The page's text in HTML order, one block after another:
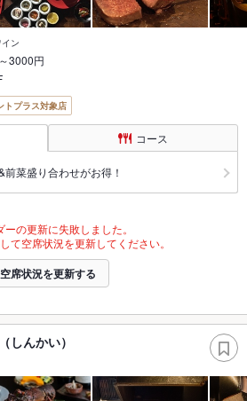
ン
3000円
トプラス対象店
コース
菜盛り合わせがお得！
ーの更新に失敗しました。
て空席状況を更新してください。
空席状況を更新する
しんかい）